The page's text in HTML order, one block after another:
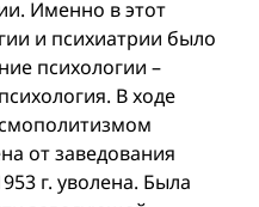
Именно в этот
и психиатрии было
психологии –
В ходе
от заведования
г. уволена. Была